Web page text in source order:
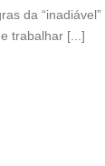
da “inadiável”
trabalhar [...]